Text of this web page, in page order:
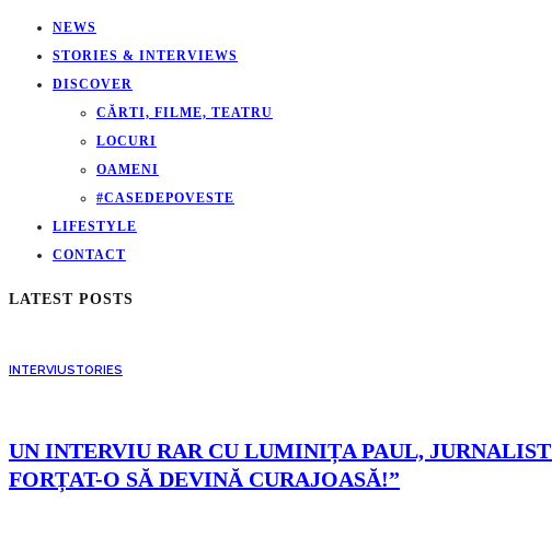
NEWS
STORIES & INTERVIEWS
DISCOVER
CĂRTI, FILME, TEATRU
LOCURI
OAMENI
#CASEDEPOVESTE
LIFESTYLE
CONTACT
LATEST POSTS
INTERVIUSTORIES
UN INTERVIU RAR CU LUMINIȚA PAUL,
FORȚAT-O SĂ DEVINĂ CURAJOASĂ!”